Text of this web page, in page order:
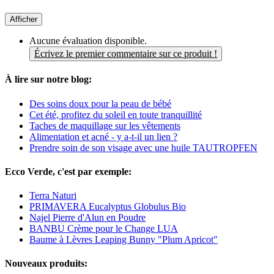
Afficher
Aucune évaluation disponible.
Écrivez le premier commentaire sur ce produit !
À lire sur notre blog:
Des soins doux pour la peau de bébé
Cet été, profitez du soleil en toute tranquillité
Taches de maquillage sur les vêtements
Alimentation et acné - y a-t-il un lien ?
Prendre soin de son visage avec une huile TAUTROPFEN
Ecco Verde, c'est par exemple:
Terra Naturi
PRIMAVERA Eucalyptus Globulus Bio
Najel Pierre d'Alun en Poudre
BANBU Crème pour le Change LUA
Baume à Lèvres Leaping Bunny "Plum Apricot"
Nouveaux produits: